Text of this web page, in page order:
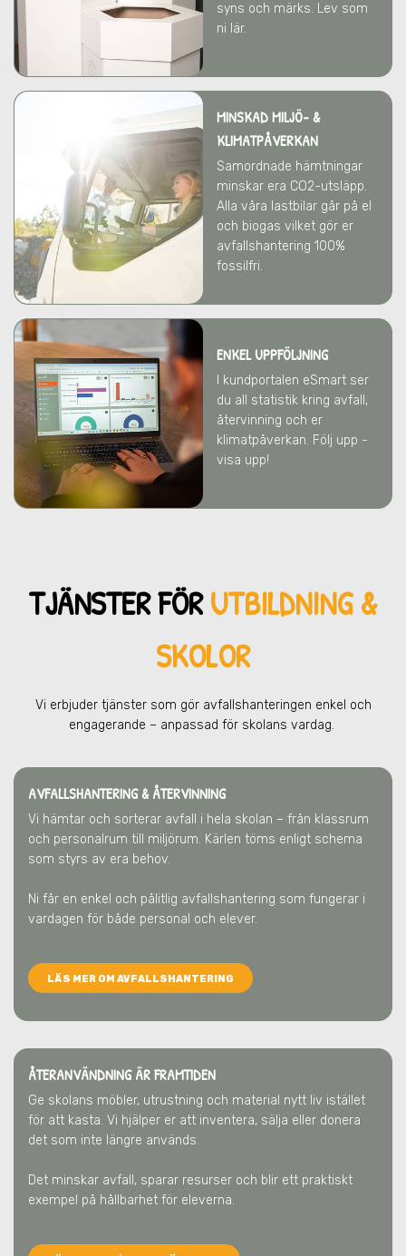
syns och märks. Lev som
ni lär.
MINSKAD MILJÖ- &
KLIMATPÅVERKAN
Samordnade hämtningar
minskar era CO2-utsläpp.
Alla våra lastbilar går på el
och biogas vilket gör er
avfallshantering 100%
fossilfri.
ENKEL UPPFÖLJNING
I kundportalen eSmart ser
du all statistik kring avfall,
återvinning och er
klimatpåverkan. Följ upp -
visa upp!
TJÄNSTER FÖRUTBILDNING &
SKOLOR
Vi erbjuder tjänster som gör avfallshanteringen enkel och
engagerande – anpassad för skolans vardag.
AVFALLSHANTERING & ÅTERVINNING
Vi hämtar och sorterar avfall i hela skolan – från klassrum
och personalrum till miljörum. Kärlen töms enligt schema
som styrs av era behov.
Ni får en enkel och pålitlig avfallshantering som fungerar i
vardagen för både personal och elever.
LÄS MER OM AVFALLSHANTERING
ÅTERANVÄNDNING ÄR FRAMTIDEN
Ge skolans möbler, utrustning och material nytt liv istället
för att kasta. Vi hjälper er att inventera, sälja eller donera
det som inte längre används.
Det minskar avfall, sparar resurser och blir ett praktiskt
exempel på hållbarhet för eleverna.